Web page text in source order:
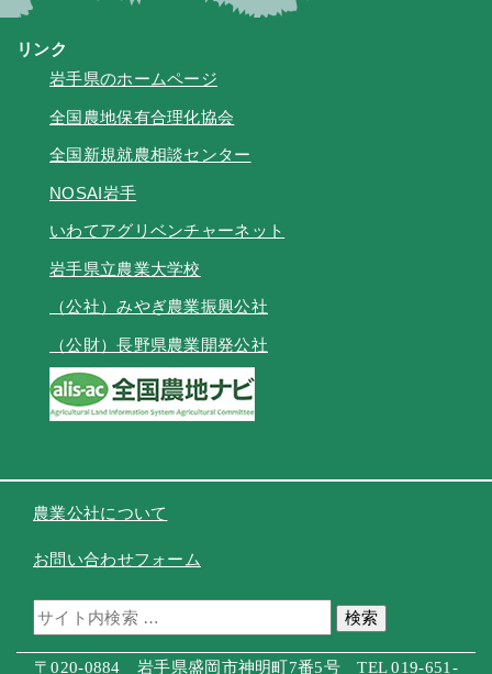
リンク
岩手県のホームページ
全国農地保有合理化協会
全国新規就農相談センター
NOSAI岩手
いわてアグリベンチャーネット
岩手県立農業大学校
（公社）みやぎ農業振興公社
（公財）長野県農業開発公社
農業公社について
お問い合わせフォーム
検索
〒020-0884 岩手県盛岡市神明町7番5号 TEL 019-651-